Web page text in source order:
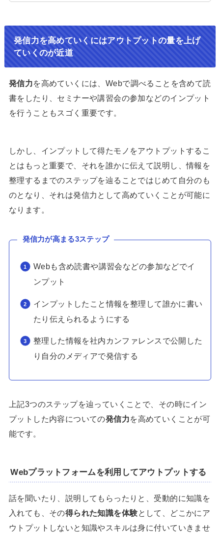
発信力を高めていくにはアウトプットの量を上げ
ていくのが近道
発信力を高めていくには、Webで調べることを含めて読
書をしたり、セミナーや講習会の参加などのインプット
を行うこともスゴく重要です。
しかし、インプットして得たモノをアウトプットするこ
とはもっと重要で、それを誰かに伝えて説明し、情報を
整理するまでのステップを辿ることではじめて自分のも
のとなり、それは発信力として高めていくことが可能に
なります。
発信力が高まる3ステップ
Webも含め読書や講習会などの参加などでイ
ンプット
インプットしたこと情報を整理して誰かに書い
たり伝えられるようにする
整理した情報を社内カンファレンスで公開した
り自分のメディアで発信する
上記3つのステップを辿っていくことで、その時にイン
プットした内容についての発信力を高めていくことが可
能です。
Webプラットフォームを利用してアウトプットする
話を聞いたり、説明してもらったりと、受動的に知識を
入れても、その得られた知識を体験として、どこかにア
ウトプットしないと知識やスキルは身に付いていきませ